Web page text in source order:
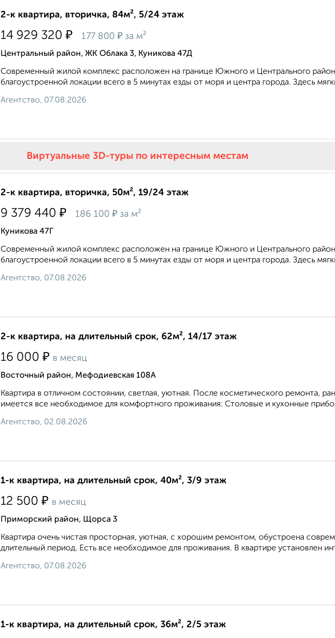
2-к квартира, вторичка, 84м², 5/24 этаж
14 929 320 ₽ 177 800 ₽ за м²
Центральный район, ЖК Облака 3, Куникова 47Д
Современный жилой комплекс расположен на границе Южного и Центрального
благоустроенной локации всего в 5 минутах езды от моря и центра города. Здесь
Агентство, 07.08.2026
Виртуальные 3D-туры по интересным местам
2-к квартира, вторичка, 50м², 19/24 этаж
9 379 440 ₽ 186 100 ₽ за м²
Куникова 47Г
Современный жилой комплекс расположен на границе Южного и Центрального
благоустроенной локации всего в 5 минутах езды от моря и центра города. Здесь
Агентство, 07.08.2026
2-к квартира, на длительный срок, 62м², 14/17 этаж
16 000 ₽ в месяц
Восточный район, Мефодиевская 108А
Квартира в отличном состоянии, светлая, уютная. После косметического ремонта,
имеется все необходимое для комфортного проживания: Столовые и кухонные
Агентство, 02.08.2026
1-к квартира, на длительный срок, 40м², 3/9 этаж
12 500 ₽ в месяц
Приморский район, Щорса 3
Квартира очень чистая просторная, уютная, с хорошим ремонтом, обустроена
длительный период. Есть все необходимое для проживания. В квартире установлен
Агентство, 07.08.2026
1-к квартира, на длительный срок, 36м², 2/5 этаж